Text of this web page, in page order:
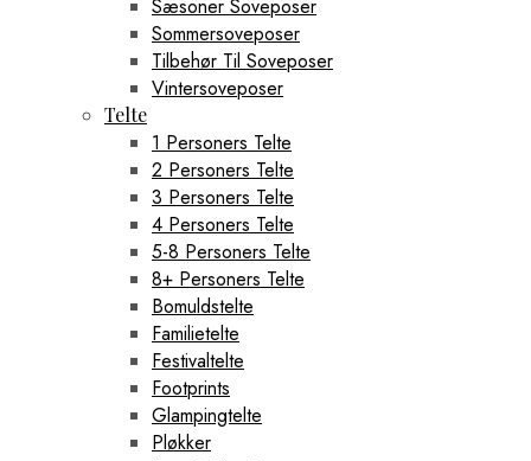
Sæsoner Soveposer
Sommersoveposer
Tilbehør Til Soveposer
Vintersoveposer
Telte
1 Personers Telte
2 Personers Telte
3 Personers Telte
4 Personers Telte
5-8 Personers Telte
8+ Personers Telte
Bomuldstelte
Familietelte
Festivaltelte
Footprints
Glampingtelte
Pløkker